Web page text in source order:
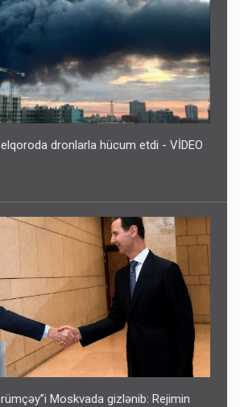
dronlarla hücum etdi - VİDEO
Moskvada gizlənib: Rejimin